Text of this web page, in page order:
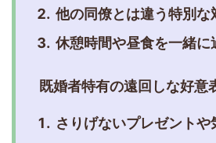
他の同僚とは違う特別な
休憩時間や昼食を一緒に
既婚者特有の遠回しな好意
さりげないプレゼントや